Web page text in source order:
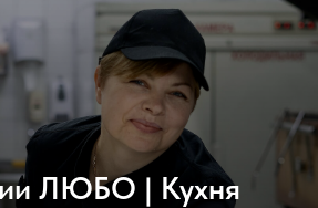
ЛЮБО | Кухня